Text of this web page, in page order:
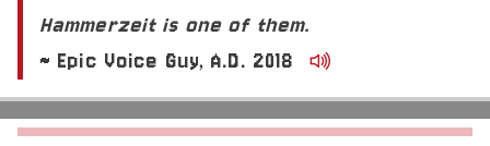
Hammerzeit is one of them.
~ Epic Voice Guy, A.D. 2018